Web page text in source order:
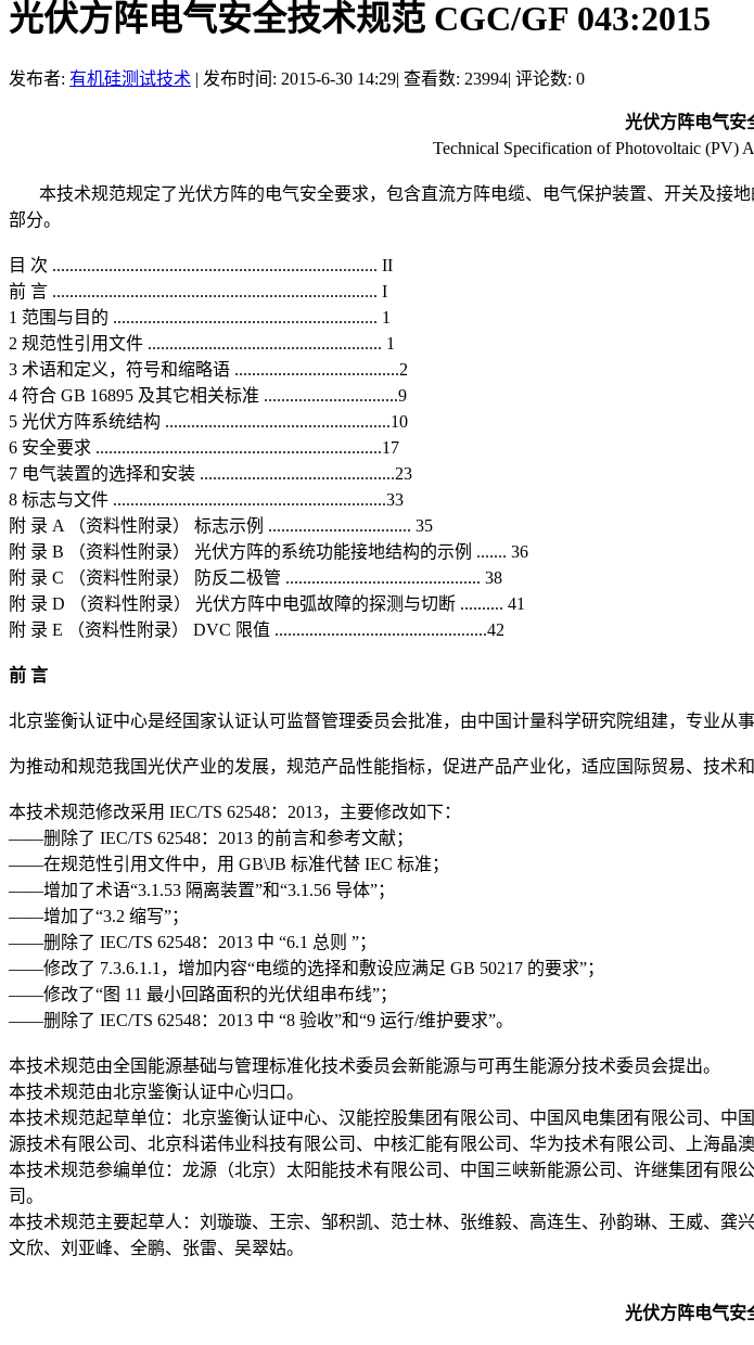
光伏方阵电气安全技术规范 CGC/GF 043:2015
发布者: 有机硅测试技术 | 发布时间: 2015-6-30 14:29| 查看数: 23994| 评论数: 0
光伏方阵电气安
Technical Specification of Photovoltaic (PV)
本技术规范规定了光伏方阵的电气安全要求，包含直流方阵电缆、电气保护装置、开关及接
部分。
目 次 ........................................................................... II
前 言 ........................................................................... I
1 范围与目的 ............................................................. 1
2 规范性引用文件 ...................................................... 1
3 术语和定义，符号和缩略语 ......................................2
4 符合 GB 16895 及其它相关标准 ...............................9
5 光伏方阵系统结构 ....................................................10
6 安全要求 ..................................................................17
7 电气装置的选择和安装 .............................................23
8 标志与文件 ...............................................................33
附 录 A （资料性附录） 标志示例 ................................. 35
附 录 B （资料性附录） 光伏方阵的系统功能接地结构的示例 ....... 36
附 录 C （资料性附录） 防反二极管 ............................................. 38
附 录 D （资料性附录） 光伏方阵中电弧故障的探测与切断 .......... 41
附 录 E （资料性附录） DVC 限值 .................................................42
前 言
北京鉴衡认证中心是经国家认证认可监督管理委员会批准，由中国计量科学研究院组建，专业从
为推动和规范我国光伏产业的发展，规范产品性能指标，促进产品产业化，适应国际贸易、技术
本技术规范修改采用 IEC/TS 62548：2013，主要修改如下：
——删除了 IEC/TS 62548：2013 的前言和参考文献；
——在规范性引用文件中，用 GB\JB 标准代替 IEC 标准；
——增加了术语“3.1.53 隔离装置”和“3.1.56 导体”；
——增加了“3.2 缩写”；
——删除了 IEC/TS 62548：2013 中 “6.1 总则 ”；
——修改了 7.3.6.1.1，增加内容“电缆的选择和敷设应满足 GB 50217 的要求”；
——修改了“图 11 最小回路面积的光伏组串布线”；
——删除了 IEC/TS 62548：2013 中 “8 验收”和“9 运行/维护要求”。
本技术规范由全国能源基础与管理标准化技术委员会新能源与可再生能源分技术委员会提出。
本技术规范由北京鉴衡认证中心归口。
本技术规范起草单位：北京鉴衡认证中心、汉能控股集团有限公司、中国风电集团有限公司、
源技术有限公司、北京科诺伟业科技有限公司、中核汇能有限公司、华为技术有限公司、上海晶
本技术规范参编单位：龙源（北京）太阳能技术有限公司、中国三峡新能源公司、许继集团有
司。
本技术规范主要起草人：刘璇璇、王宗、邹积凯、范士林、张维毅、高连生、孙韵琳、王威、
文欣、刘亚峰、全鹏、张雷、吴翠姑。
光伏方阵电气安